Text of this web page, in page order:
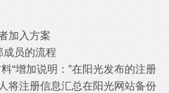
加入方案
成员的流程
“增加说明：”在阳光发布的注册
将注册信息汇总在阳光网站备份